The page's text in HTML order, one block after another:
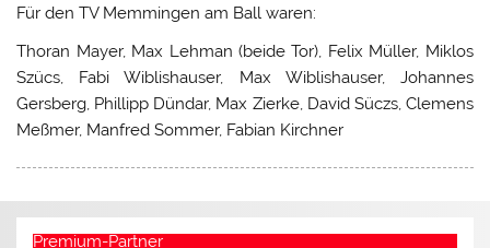
Für den TV Memmingen am Ball waren:
Thoran Mayer, Max Lehman (beide Tor), Felix Müller, Miklos
Szücs, Fabi Wiblishauser, Max Wiblishauser, Johannes
Gersberg, Phillipp Dündar, Max Zierke, David Süczs, Clemens
Meßmer, Manfred Sommer, Fabian Kirchner
Premium-Partner